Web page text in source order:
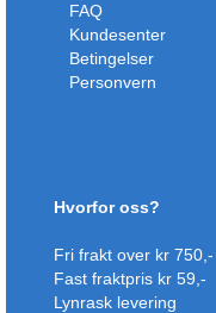
FAQ
Kundesenter
Betingelser
Personvern
Hvorfor oss?
Fri frakt over kr 750,-
Fast fraktpris kr 59,-
Lynrask levering